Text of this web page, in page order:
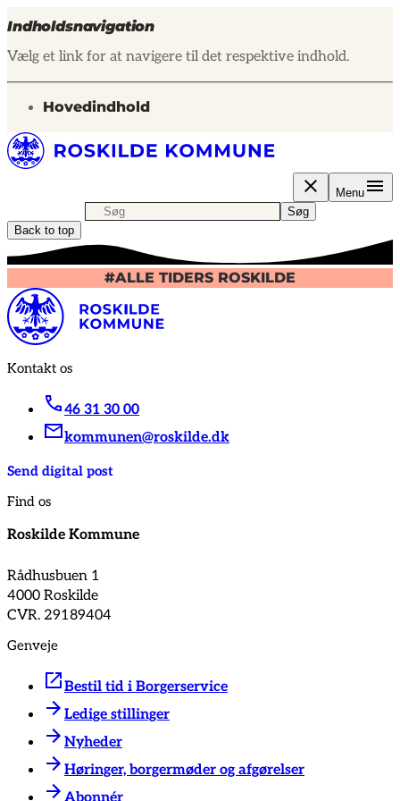
Indholdsnavigation
Vælg et link for at navigere til det respektive indhold.
gå til
Hovedindhold
Menu
Søg efter indhold, nyheder eller artikler
Søg
Back to top
#ALLE TIDERS ROSKILDE
Kontakt os
46 31 30 00
kommunen@roskilde.dk
Send digital post
Find os
Roskilde Kommune
Rådhusbuen 1
4000 Roskilde
CVR. 29189404
Genveje
Bestil tid i Borgerservice
Ledige stillinger
Nyheder
Høringer, borgermøder og afgørelser